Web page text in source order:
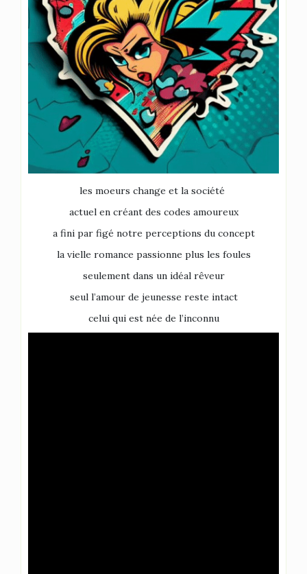
les moeurs change et la société
actuel en créant des codes amoureux
a fini par figé notre perceptions du concept
la vielle romance passionne plus les foules
seulement dans un idéal rêveur
seul l’amour de jeunesse reste intact
celui qui est née de l’inconnu